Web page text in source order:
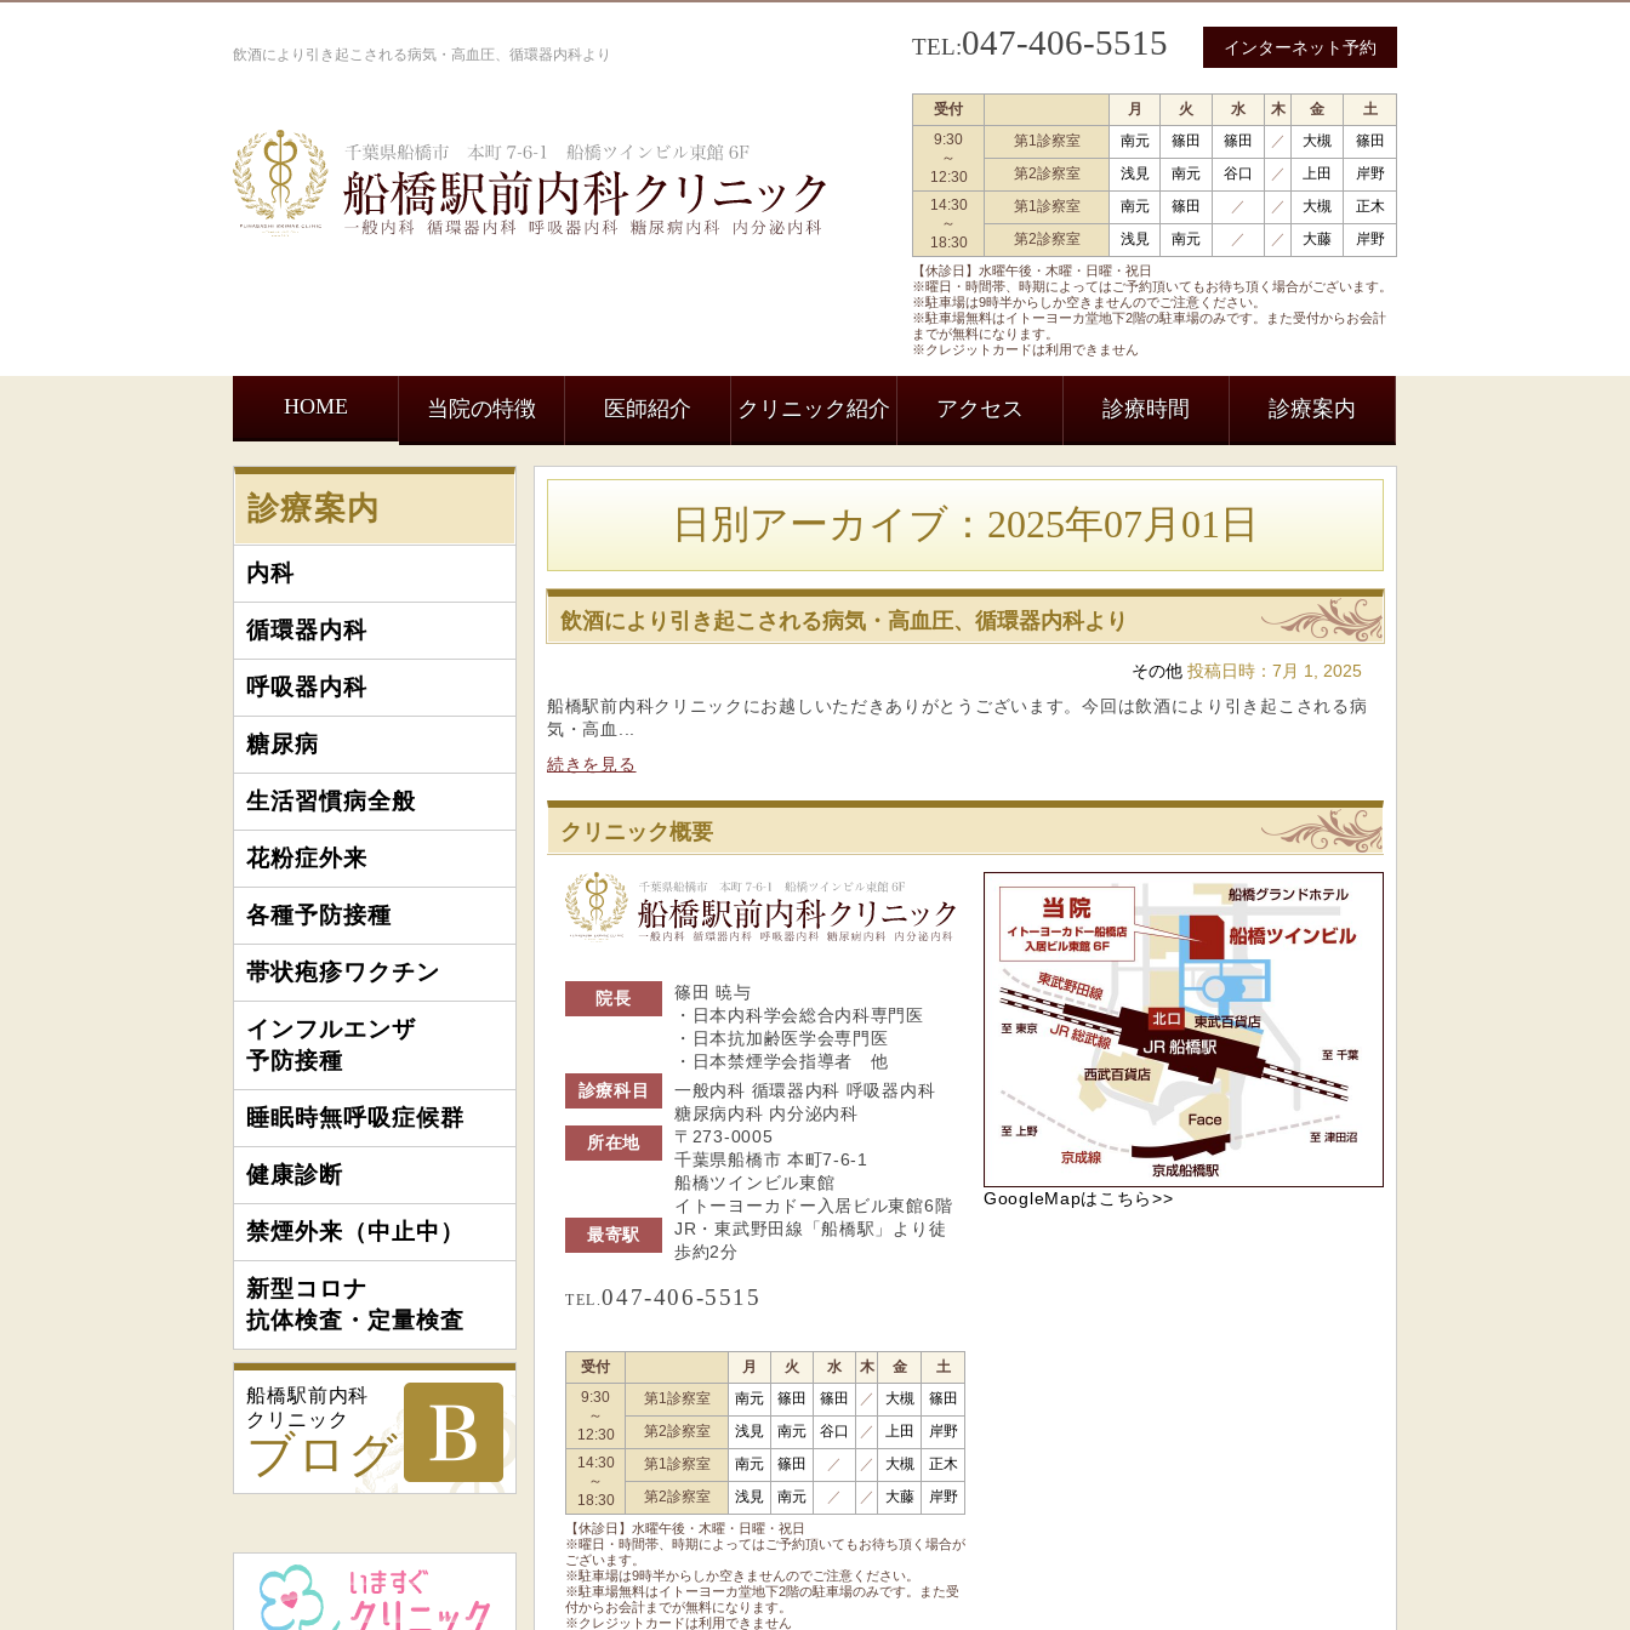
飲酒により引き起こされる病気・高血圧、循環器内科より
船橋駅前内科クリニック 一般内科 循環器内科 呼吸器内科 糖尿病内科 内分泌内科
TEL:047-406-5515 インターネット予約
【休診日】水曜午後・木曜・日曜・祝日
※曜日・時間帯、時期によってはご予約頂いてもお待ち頂く場合がございます。
※駐車場は9時半からしか空きませんのでご注意ください。
※駐車場無料はイトーヨーカ堂地下2階の駐車場のみです。また受付からお会計
までが無料になります。
※クレジットカードは利用できません
受付 月 火 水 木 金
土
9:30
～
12:30
第1診察室 南元 篠田 篠田 ／ 大槻
篠田
第2診察室
浅見 南元 谷口 ／ 上田
岸野
14:30
～
18:30
第1診察室 南元 篠田 ／ ／ 大槻
正木
第2診察室
浅見 南元 ／ ／ 大藤 岸野
HOME 当院の特徴 医師紹介 クリニック紹介 アクセス 診療時間 診療案内
日別アーカイブ：2025年07月01日
飲酒により引き起こされる病気・高血圧、循環器内科より
その他 投稿日時： 7月 1, 2025
船橋駅前内科クリニックにお越しいただきありがとうございます。今回は飲酒により引き起こされる病
気・高血...
続きを見る
クリニック概要
船橋駅前内科クリニック
院長
篠田 暁与
・日本内科学会総合内科専門医
・日本抗加齢医学会専門医
・日本禁煙学会指導者 他
診療科目
一般内科 循環器内科 呼吸器内科
糖尿病内科 内分泌内科
所在地
〒273-0005
千葉県船橋市 本町7-6-1
船橋ツインビル東館
イトーヨーカドー入居ビル東館6階
最寄駅
JR・東武野田線「船橋駅」より徒
歩約2分
TEL.047-406-5515
【休診日】水曜午後・木曜・日曜・祝日
※曜日・時間帯、時期によってはご予約頂いてもお待ち頂く場合が
ございます。
※駐車場は9時半からしか空きませんのでご注意ください。
※駐車場無料はイトーヨーカ堂地下2階の駐車場のみです。また受
付からお会計までが無料になります。
※クレジットカードは利用できません
受付 月 火 水 木 金
土
9:30
～
12:30
第1診察室 南元 篠田 篠田 ／ 大槻
篠田
第2診察室
浅見 南元 谷口 ／ 上田
岸野
14:30
～
18:30
第1診察室 南元 篠田 ／ ／ 大槻
正木
第2診察室
浅見 南元 ／ ／ 大藤 岸野
GoogleMapはこちら>>
診療案内
内科
循環器内科
呼吸器内科
糖尿病
生活習慣病全般
花粉症外来
各種予防接種
帯状疱疹ワクチン
インフルエンザ
予防接種
睡眠時無呼吸症候群
健康診断
禁煙外来（中止中）
新型コロナ
抗体検査・定量検査
船橋駅前内科
クリニック
ブログ